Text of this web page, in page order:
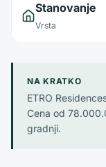
Stanovanje
Vrsta
NA KRATKO
ETRO
Cena od
gradnji.